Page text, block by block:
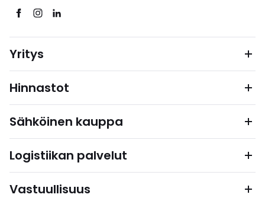
Yritys
Hinnastot
Sähköinen kauppa
Logistiikan palvelut
Vastuullisuus